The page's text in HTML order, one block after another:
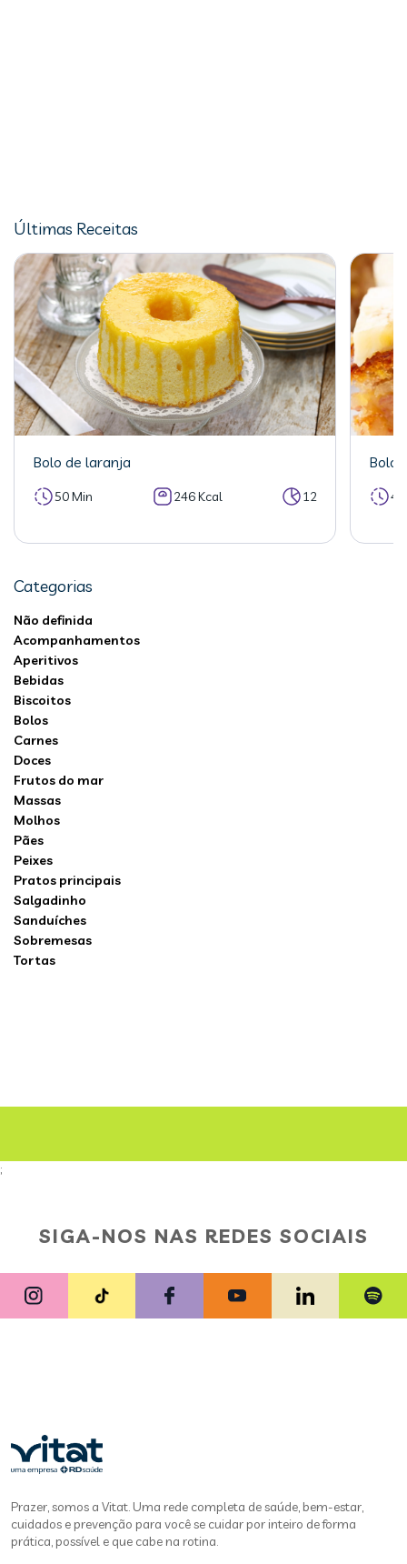
Últimas Receitas
Bolo de laranja
50 Min 246 Kcal 12
Bolo
Categorias
Não definida
Acompanhamentos
Aperitivos
Bebidas
Biscoitos
Bolos
Carnes
Doces
Frutos do mar
Massas
Molhos
Pães
Peixes
Pratos principais
Salgadinho
Sanduíches
Sobremesas
Tortas
;
SIGA-NOS NAS REDES SOCIAIS
Prazer, somos a Vitat. Uma rede completa de saúde, bem-estar,
cuidados e prevenção para você se cuidar por inteiro de forma
prática, possível e que cabe na rotina.